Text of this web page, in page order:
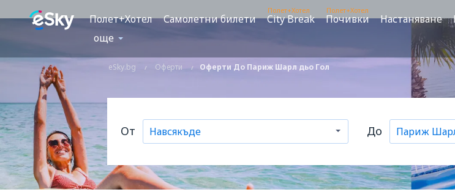
Полет+Хотел Самолетни билети
Полет+Хотел
City Break
Полет+Хотел
Почивки Настаняване
още
eSky.bg Оферти Оферти До Париж Шарл дьо Гол
От До